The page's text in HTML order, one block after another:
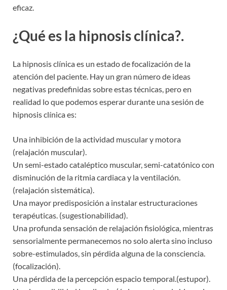
eficaz.
¿Qué es la hipnosis clínica?.
La hipnosis clínica es un estado de focalización de la
atención del paciente. Hay un gran número de ideas
negativas predefinidas sobre estas técnicas, pero en
realidad lo que podemos esperar durante una sesión de
hipnosis clínica es:
Una inhibición de la actividad muscular y motora
(relajación muscular).
Un semi-estado cataléptico muscular, semi-catatónico con
disminución de la ritmia cardiaca y la ventilación.
(relajación sistemática).
Una mayor predisposición a instalar estructuraciones
terapéuticas. (sugestionabilidad).
Una profunda sensación de relajación fisiológica, mientras
sensorialmente permanecemos no solo alerta sino incluso
sobre-estimulados, sin pérdida alguna de la consciencia.
(focalización).
Una pérdida de la percepción espacio temporal.(estupor).